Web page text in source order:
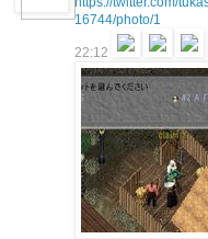
16744/photo/1
22:12